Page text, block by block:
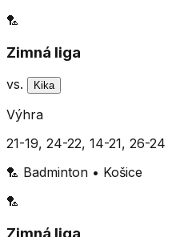
🏸
Zimná liga
vs. Kika
Výhra
21-19, 24-22, 14-21, 26-24
🏸 Badminton • Košice
🏸